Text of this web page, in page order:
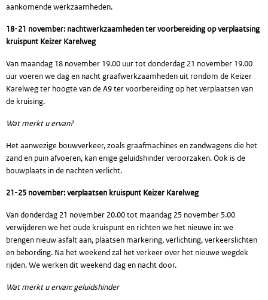
aankomende werkzaamheden.
18-21 november: nachtwerkzaamheden ter voorbereiding op verplaatsing
kruispunt Keizer Karelweg
Van maandag 18 november 19.00 uur tot donderdag 21 november 19.00
uur voeren we dag en nacht graafwerkzaamheden uit rondom de Keizer
Karelweg ter hoogte van de A9 ter voorbereiding op het verplaatsen van
de kruising.
Wat merkt u ervan?
Het aanwezige bouwverkeer, zoals graafmachines en zandwagens die het
zand en puin afvoeren, kan enige geluidshinder veroorzaken. Ook is de
bouwplaats in de nachten verlicht.
21-25 november: verplaatsen kruispunt Keizer Karelweg
Van donderdag 21 november 20.00 tot maandag 25 november 5.00
verwijderen we het oude kruispunt en richten we het nieuwe in: we
brengen nieuw asfalt aan, plaatsen markering, verlichting, verkeerslichten
en bebording. Na het weekend zal het verkeer over het nieuwe wegdek
rijden. We werken dit weekend dag en nacht door.
Wat merkt u ervan: geluidshinder